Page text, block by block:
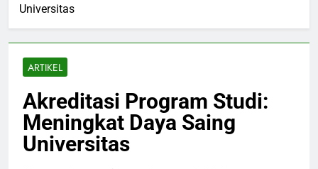
Universitas
ARTIKEL
Akreditasi Program Studi:
Meningkat Daya Saing
Universitas